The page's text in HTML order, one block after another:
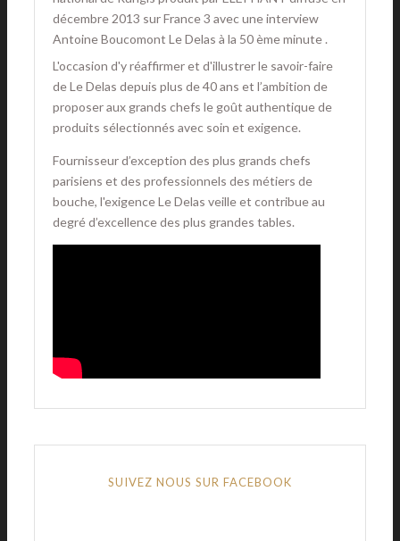
décembre 2013 sur France 3 avec une interview
Antoine Boucomont Le Delas à la 50 ème minute .
L'occasion d'y réaffirmer et d'illustrer le savoir-faire
de Le Delas depuis plus de 40 ans et l’ambition de
proposer aux grands chefs le goût authentique de
produits sélectionnés avec soin et exigence.
Fournisseur d’exception des plus grands chefs
parisiens et des professionnels des métiers de
bouche, l'exigence Le Delas veille et contribue au
degré d’excellence des plus grandes tables.
SUIVEZ NOUS SUR FACEBOOK